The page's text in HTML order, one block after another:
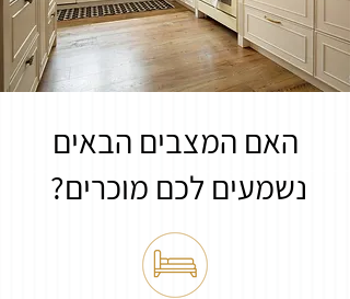
האם המצבים הבאים
נשמעים לכם מוכרים?